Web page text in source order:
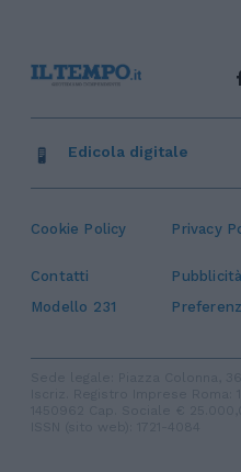
Cookie Policy Privacy
Contatti Pubblicità
Modello 231
Edicola digitale